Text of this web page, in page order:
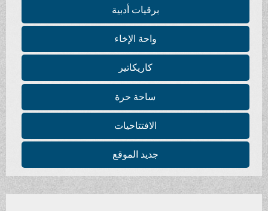
برقيات أدبية
واحة الإخاء
كاريكاتير
ساحة حرة
الافتتاحيات
جديد الموقع